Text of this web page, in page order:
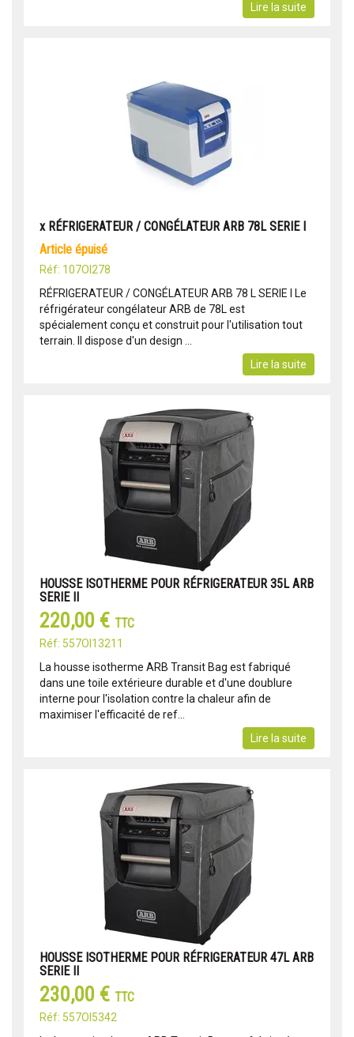
Lire la suite
x RÉFRIGERATEUR / CONGÉLATEUR ARB 78L SERIE I
article épuisé
Réf: 107OI278
RÉFRIGERATEUR / CONGÉLATEUR ARB 78 L SERIE I Le
réfrigérateur congélateur ARB de 78L est
spécialement conçu et construit pour l'utilisation tout
terrain. Il dispose d'un design ...
Lire la suite
HOUSSE ISOTHERME POUR RÉFRIGERATEUR 35L ARB
SERIE II
220,00 € TTC
Réf: 557OI13211
La housse isotherme ARB Transit Bag est fabriqué
dans une toile extérieure durable et d'une doublure
interne pour l'isolation contre la chaleur afin de
maximiser l'efficacité de ref...
Lire la suite
HOUSSE ISOTHERME POUR RÉFRIGERATEUR 47L ARB
SERIE II
230,00 € TTC
Réf: 557OI5342